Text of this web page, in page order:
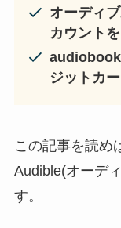
オーディ
カウント
ジットカ
この記事を読め
Audible(オーデ
す。